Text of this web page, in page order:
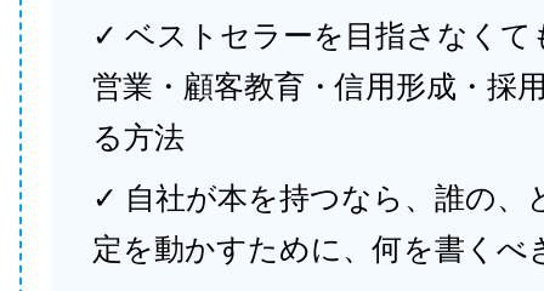
✓ ベストセラーを目指さなくて
営業・顧客教育・信用形成・採
る方法
✓ 自社が本を持つなら、誰の、
定を動かすために、何を書くべ